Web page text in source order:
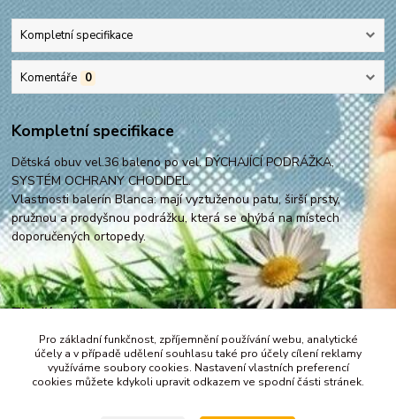
Kompletní specifikace
Komentáře 0
Kompletní specifikace
Dětská obuv vel.36 baleno po vel. DÝCHAJÍCÍ PODRÁŽKA,
SYSTÉM OCHRANY CHODIDEL.
Vlastnosti balerín Blanca: mají vyztuženou patu, širší prsty,
pružnou a prodyšnou podrážku, která se ohýbá na místech
doporučených ortopedy.
Zboží zařazeno v kategoriích
Pokračujte na obuv vel. 31-36
Pro základní funkčnost, zpříjemnění používání webu, analytické
účely a v případě udělení souhlasu také pro účely cílení reklamy
využíváme soubory cookies. Nastavení vlastních preferencí
cookies můžete kdykoli upravit odkazem ve spodní části stránek.